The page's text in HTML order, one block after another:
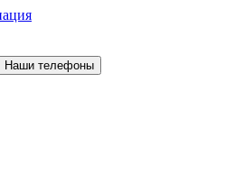
Наши телефоны